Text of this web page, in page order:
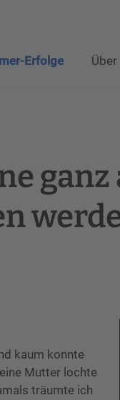
Erfolge Über
ganz
kaum konnte
Mutter lochte
träumte ich